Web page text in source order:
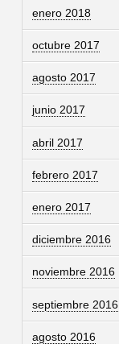
enero 2018
octubre 2017
agosto 2017
junio 2017
abril 2017
febrero 2017
enero 2017
diciembre 2016
noviembre 2016
septiembre 2016
agosto 2016